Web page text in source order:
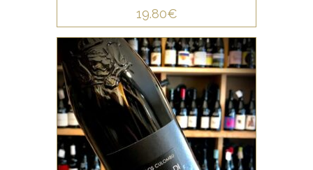
19.80€
CORSE, VIN DE FRANCE
Les anciens cépages Corse
sont mis en avant dans cette
cuvée : Aleaticu, Carcaghjolu